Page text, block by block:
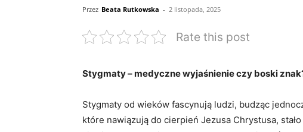
Przez Beata Rutkowska - 2 listopada, 2025
Rate this post
Stygmaty – medyczne wyjaśnienie czy ⁢boski
Stygmaty od wieków ‍fascynują ludzi, budząc
które nawiązują do cierpień Jezusa Chrystusa,